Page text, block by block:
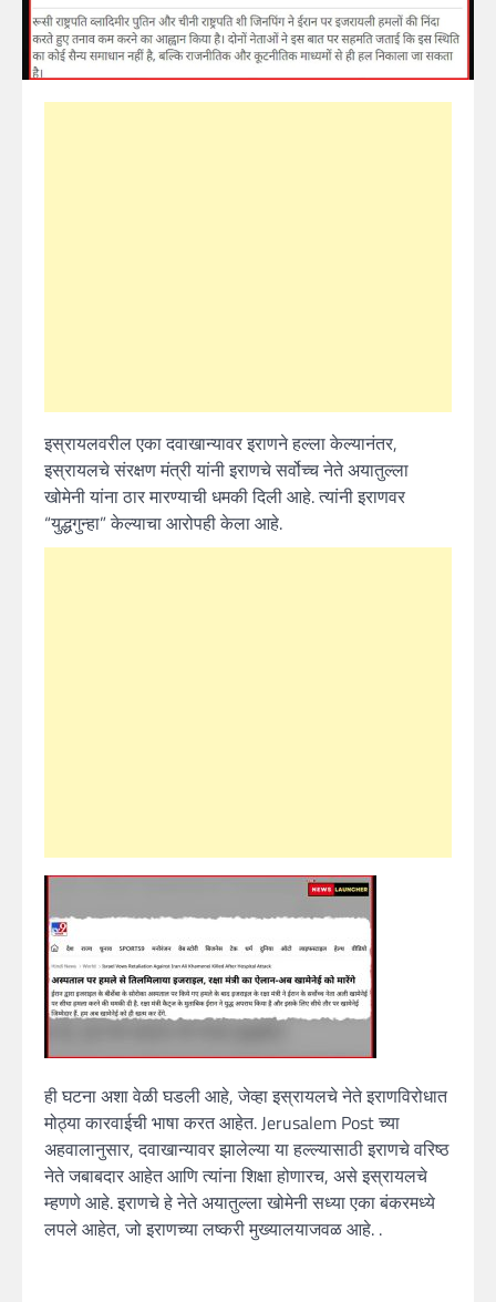
इस्रायलवरील एका दवाखान्यावर इराणने हल्ला केल्यानंतर,
इस्रायलचे संरक्षण मंत्री यांनी इराणचे सर्वोच्च नेते अयातुल्ला
खोमेनी यांना ठार मारण्याची धमकी दिली आहे. त्यांनी इराणवर
“युद्धगुन्हा” केल्याचा आरोपही केला आहे.
ही घटना अशा वेळी घडली आहे, जेव्हा इस्रायलचे नेते इराणविरोधात
मोठ्या कारवाईची भाषा करत आहेत. Jerusalem Post च्या
अहवालानुसार, दवाखान्यावर झालेल्या या हल्ल्यासाठी इराणचे वरिष्ठ
नेते जबाबदार आहेत आणि त्यांना शिक्षा होणारच, असे इस्रायलचे
म्हणणे आहे. इराणचे हे नेते अयातुल्ला खोमेनी सध्या एका बंकरमध्ये
लपले आहेत, जो इराणच्या लष्करी मुख्यालयाजवळ आहे. .